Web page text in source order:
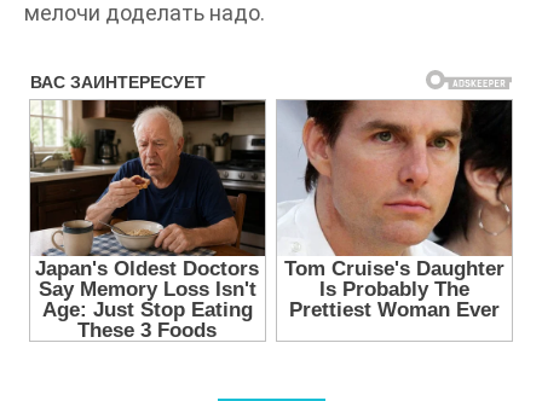
мелочи доделать надо.